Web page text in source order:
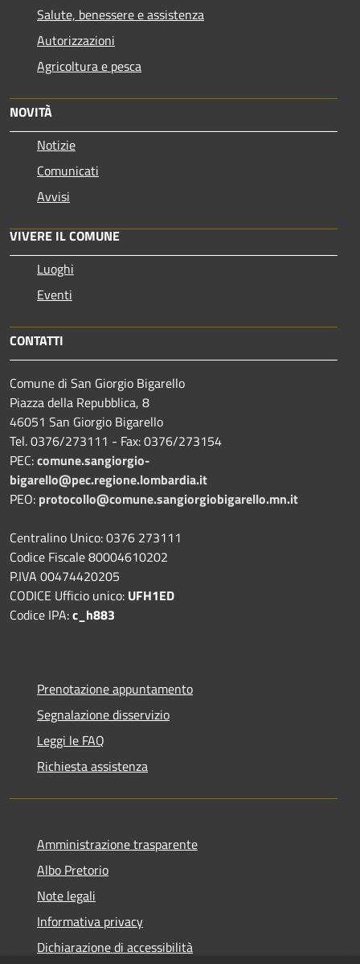
Salute, benessere e assistenza
Autorizzazioni
Agricoltura e pesca
NOVITÀ
Notizie
Comunicati
Avvisi
VIVERE IL COMUNE
Luoghi
Eventi
CONTATTI
Comune di San Giorgio Bigarello
Piazza della Repubblica, 8
46051 San Giorgio Bigarello
Tel. 0376/273111 - Fax: 0376/273154
PEC:comune.sangiorgio-
bigarello@pec.regione.lombardia.it
PEO: protocollo@comune.sangiorgiobigarello.mn.it
Centralino Unico: 0376 273111
Codice Fiscale 80004610202
P.IVA 00474420205
CODICE Ufficio unico: UFH1ED
Codice IPA:c_h883
Prenotazione appuntamento
Segnalazione disservizio
Leggi le FAQ
Richiesta assistenza
Amministrazione trasparente
Albo Pretorio
Note legali
Informativa privacy
Dichiarazione di accessibilità